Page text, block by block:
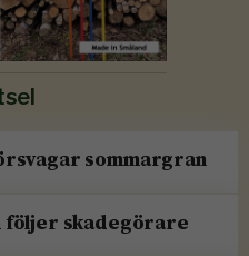
sommargran
skadegörare